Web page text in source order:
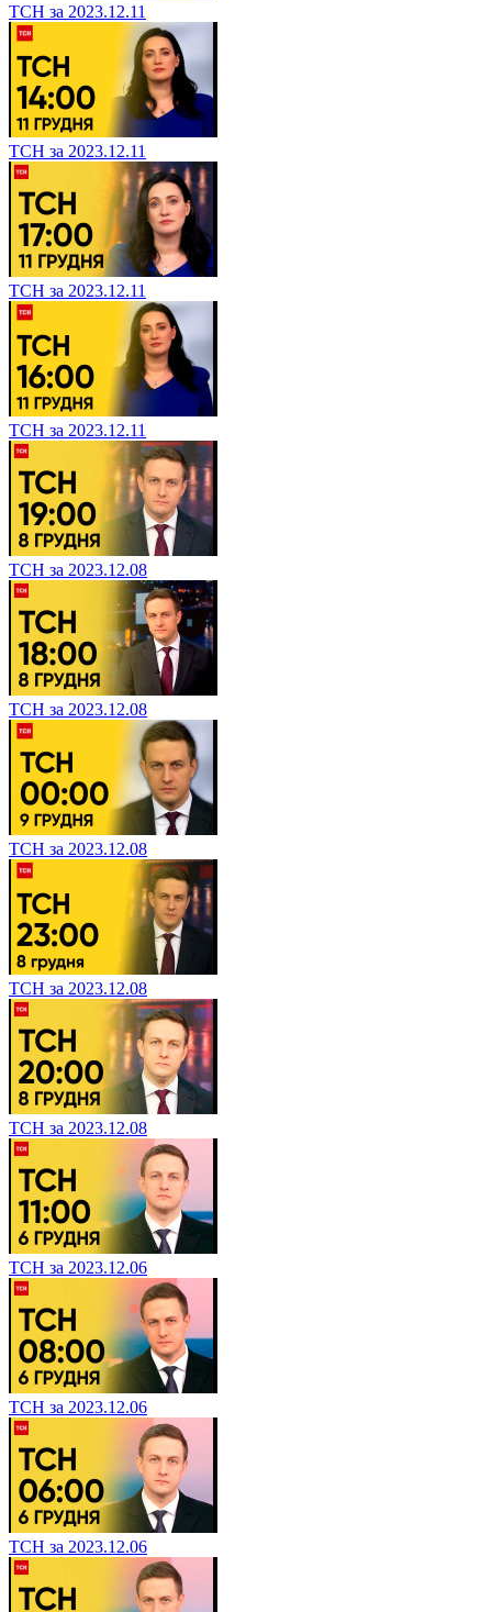
ТСН за 2023.12.11
ТСН за 2023.12.11
ТСН за 2023.12.11
ТСН за 2023.12.11
ТСН за 2023.12.08
ТСН за 2023.12.08
ТСН за 2023.12.08
ТСН за 2023.12.08
ТСН за 2023.12.08
ТСН за 2023.12.06
ТСН за 2023.12.06
ТСН за 2023.12.06